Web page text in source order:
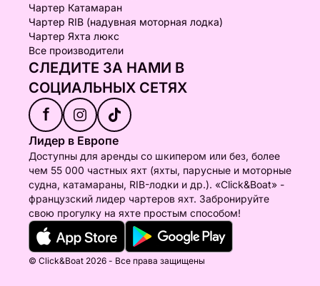
Чартер Катамаран
Чартер RIB (надувная моторная лодка)
Чартер Яхта люкс
Все производители
СЛЕДИТЕ ЗА НАМИ В
СОЦИАЛЬНЫХ СЕТЯХ
f
Лидер в Европе
Доступны для аренды со шкипером или без, более
чем 55 000 частных яхт (яхты, парусные и моторные
судна, катамараны, RIB-лодки и др.). «Click&Boat» -
французский лидер чартеров яхт. Забронируйте
свою прогулку на яхте простым способом!
© Click&Boat 2026 - Все права защищены